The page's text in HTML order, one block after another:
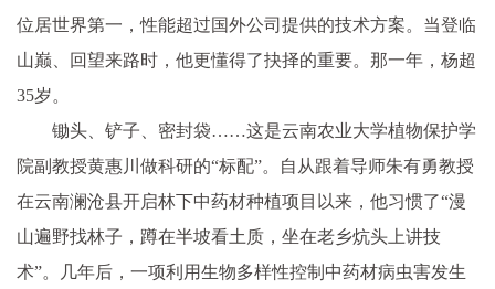
位居世界第一，性能超过国外公司提供的技术方案。当登临
山巅、回望来路时，他更懂得了抉择的重要。那一年，杨超
35岁。
锄头、铲子、密封袋……这是云南农业大学植物保护学
院副教授黄惠川做科研的“标配”。自从跟着导师朱有勇教授
在云南澜沧县开启林下中药材种植项目以来，他习惯了“漫
山遍野找林子，蹲在半坡看土质，坐在老乡炕头上讲技
术”。几年后，一项利用生物多样性控制中药材病虫害发生